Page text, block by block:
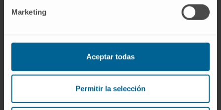
Marketing
Aceptar todas
Permitir la selección
Oncología y Hematología Pediátrica.
Autora de 11 capítulos de libros de Pediatría.